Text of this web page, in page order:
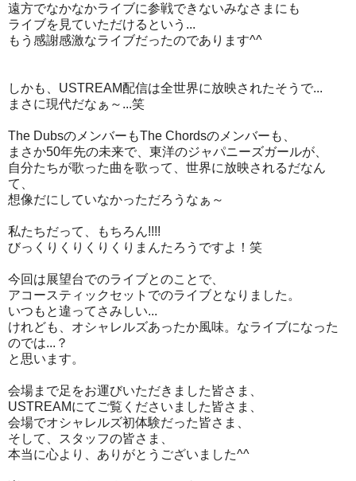
遠方でなかなかライブに参戦できないみなさまにも
ライブを見ていただけるという...
もう感謝感激なライブだったのであります^^
しかも、USTREAM配信は全世界に放映されたそうで...
まさに現代だなぁ～...笑
The DubsのメンバーもThe Chordsのメンバーも、
まさか50年先の未来で、東洋のジャパニーズガールが、
自分たちが歌った曲を歌って、世界に放映されるだなん
て、
想像だにしていなかっただろうなぁ～
私たちだって、もちろん!!!!
びっくりくりくりくりまんたろうですよ！笑
今回は展望台でのライブとのことで、
アコースティックセットでのライブとなりました。
いつもと違ってさみしい...
けれども、オシャレルズあったか風味。なライブになった
のでは...？
と思います。
会場まで足をお運びいただきました皆さま、
USTREAMにてご覧くださいました皆さま、
会場でオシャレルズ初体験だった皆さま、
そして、スタッフの皆さま、
本当に心より、ありがとうございました^^